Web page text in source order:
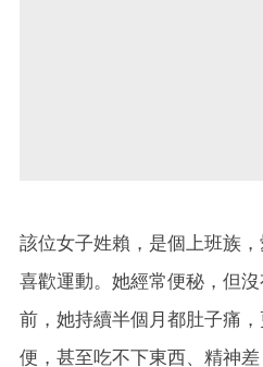
該位女子姓賴，是個上班族
喜歡運動。她經常便秘，但
前，她持續半個月都肚子痛
便，甚至吃不下東西、精神